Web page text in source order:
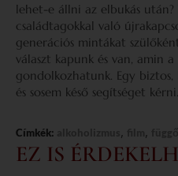
lehet-e állni az elbukás után?
családtagokkal való
generációs mintákat
választ kapunk és van, amin
gondolkozhatunk. Egy
és sosem késő segítséget kérni.
Címkék: , ,
EZ IS